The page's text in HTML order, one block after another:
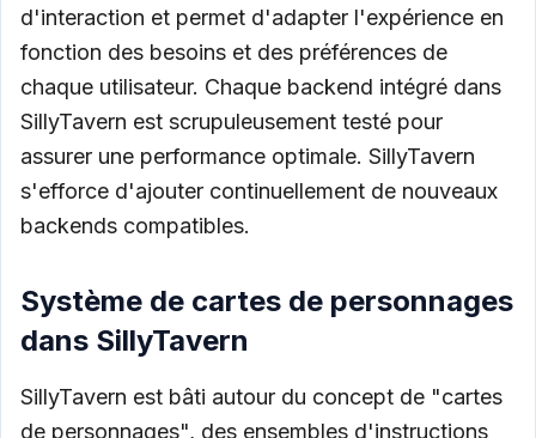
d'interaction et permet d'adapter l'expérience en
fonction des besoins et des préférences de
chaque utilisateur. Chaque backend intégré dans
SillyTavern est scrupuleusement testé pour
assurer une performance optimale. SillyTavern
s'efforce d'ajouter continuellement de nouveaux
backends compatibles.
Système de cartes de personnages
dans SillyTavern
SillyTavern est bâti autour du concept de "cartes
de personnages", des ensembles d'instructions